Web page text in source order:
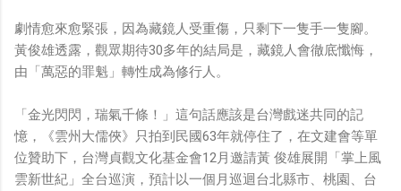
劇情愈來愈緊張，因為藏鏡人受重傷，只剩下一隻手一隻腳。
黃俊雄透露，觀眾期待30多年的結局是，藏鏡人會徹底懺悔，
由「萬惡的罪魁」轉性成為修行人。
「金光閃閃，瑞氣千條！」這句話應該是台灣戲迷共同的記
憶，《雲州大儒俠》只拍到民國63年就停住了，在文建會等單
位贊助下，台灣貞觀文化基金會12月邀請黃 俊雄展開「掌上風
雲新世紀」全台巡演，預計以一個月巡迴台北縣市、桃園、台